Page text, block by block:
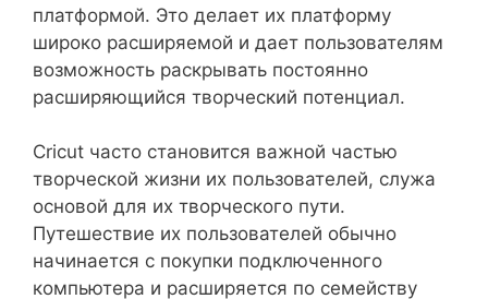
платформой. Это делает их платформу
широко расширяемой и дает пользователям
возможность раскрывать постоянно
расширяющийся творческий потенциал.
Cricut часто становится важной частью
творческой жизни их пользователей, служа
основой для их творческого пути.
Путешествие их пользователей обычно
начинается с покупки подключенного
компьютера и расширяется по семейству